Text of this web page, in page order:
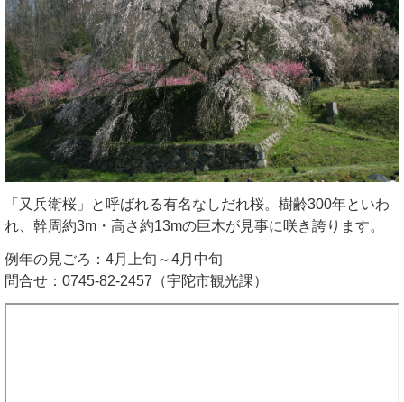
「又兵衛桜」と呼ばれる有名なしだれ桜。樹齢300年といわ
れ、幹周約3m・高さ約13mの巨木が見事に咲き誇ります。
例年の見ごろ：4月上旬～4月中旬
問合せ：0745-82-2457（宇陀市観光課）